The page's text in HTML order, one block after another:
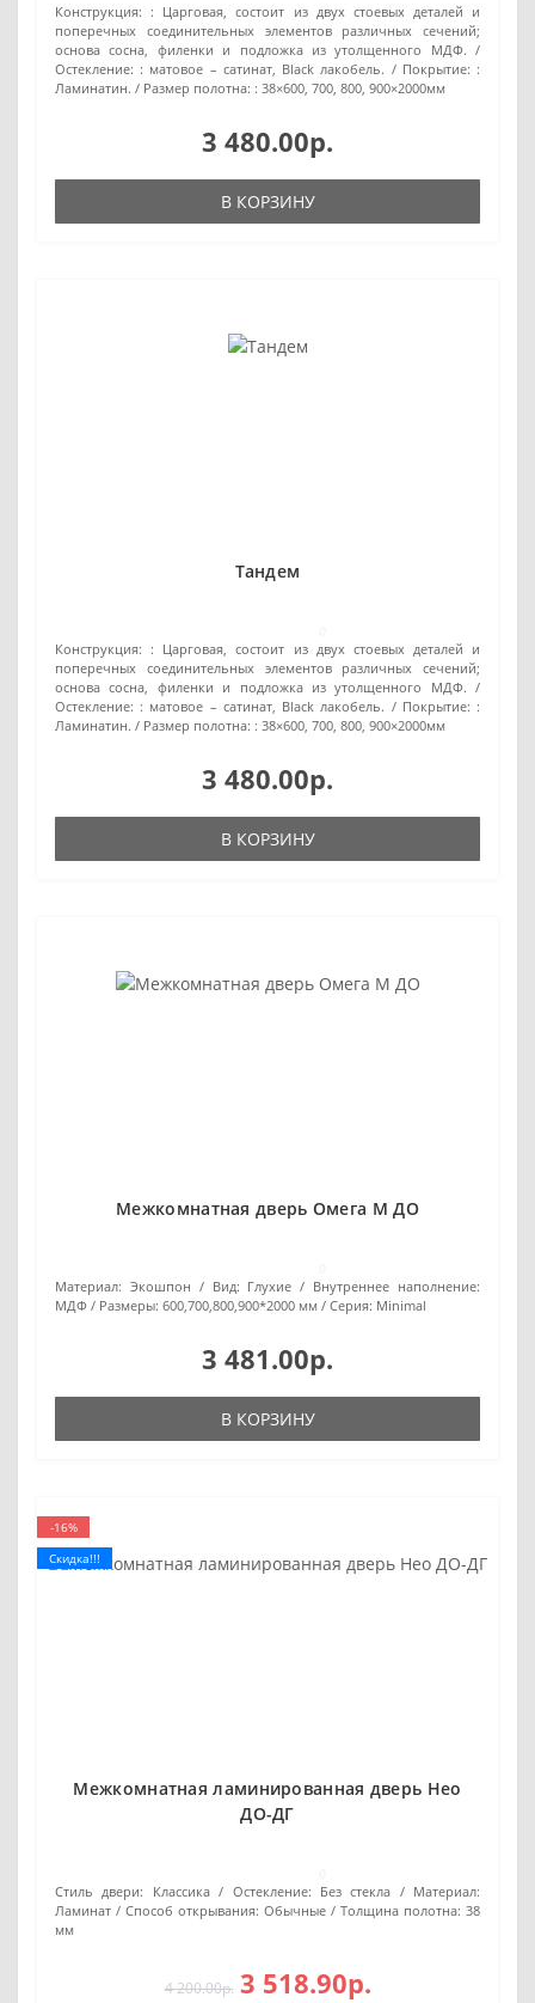
Конструкция: : Царговая, состоит из двух стоевых деталей и
поперечных соединительных элементов различных сечений;
основа сосна, филенки и подложка из утолщенного МДФ.
Остекление: : матовое – сатинат, Black лакобель.
Покрытие: :
Ламинатин.
Размер полотна: : 38×600, 700, 800, 900×2000мм
3 480.00р.
В КОРЗИНУ
Тандем
Конструкция: : Царговая, состоит из двух стоевых деталей и
поперечных соединительных элементов различных сечений;
основа сосна, филенки и подложка из утолщенного МДФ.
Остекление: : матовое – сатинат, Black лакобель.
Покрытие: :
Ламинатин.
Размер полотна: : 38×600, 700, 800, 900×2000мм
3 480.00р.
В КОРЗИНУ
Межкомнатная дверь Омега М ДО
Материал: Экошпон Вид: Глухие
Внутреннее наполнение:
МДФ
Размеры: 600,700,800,900*2000 мм Серия: Minimal
3 481.00р.
В КОРЗИНУ
-16%
Скидка!!!
Межкомнатная ламинированная дверь Нео
ДО-ДГ
Стиль двери:
Классика Остекление: Без стекла
Материал:
Ламинат
Способ открывания: Обычные Толщина полотна: 38
мм
4 200.00р. 3 518.90р.